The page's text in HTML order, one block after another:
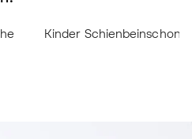
Kinder Schienbeinschoner